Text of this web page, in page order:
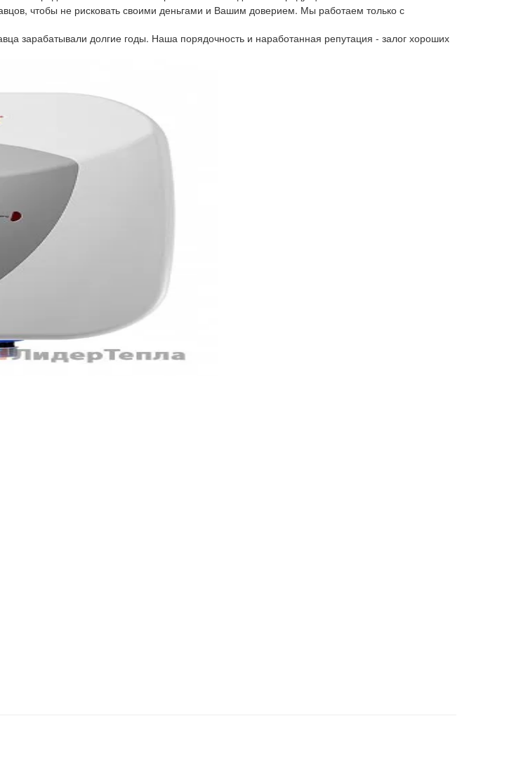
чтобы не рисковать своими деньгами и Вашим доверием. Мы работаем только с
зарабатывали долгие годы. Наша порядочность и наработанная репутация - залог хороших